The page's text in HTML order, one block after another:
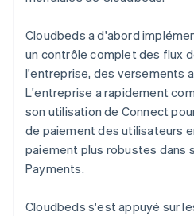
Cloudbeds a d'abord
un contrôle complet des flux
l'entreprise, des versements
L'entreprise a rapidement
son utilisation de Connect
de paiement des utilisateurs
paiement plus robustes dans
Payments.
Cloudbeds s'est appuyé sur